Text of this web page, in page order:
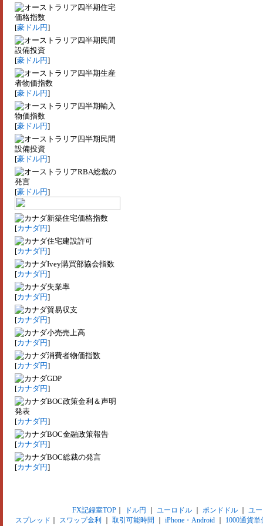
四半期住宅
価格指数
[豪ドル円]
四半期民間
設備投資
[豪ドル円]
四半期生産
者物価指数
[豪ドル円]
四半期輸入
物価指数
[豪ドル円]
四半期民間
設備投資
[豪ドル円]
RBA総裁の
発言
[豪ドル円]
新築住宅価格指数
[カナダ円]
住宅建設許可
[カナダ円]
Ivey購買部協会指数
[カナダ円]
失業率
[カナダ円]
貿易収支
[カナダ円]
小売売上高
[カナダ円]
消費者物価指数
[カナダ円]
GDP
[カナダ円]
BOC政策金利＆声明
発表
[カナダ円]
BOC金融政策報告
[カナダ円]
BOC総裁の発言
[カナダ円]
FX記録室TOP｜ ドル円 ユーロドル｜ ポンドドル｜ ユ
スプレッド
スワップ金利 取引可能時間 iPhone・Android 1000通貨単